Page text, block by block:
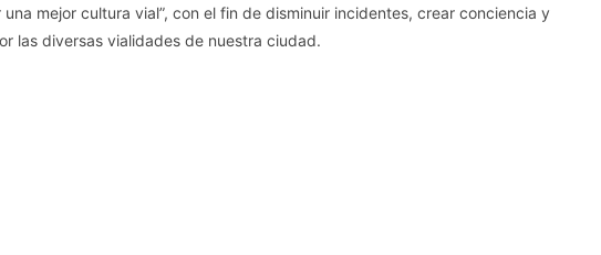
mejor cultura vial”, con el fin de disminuir incidentes, crear conciencia y
las diversas vialidades de nuestra ciudad.